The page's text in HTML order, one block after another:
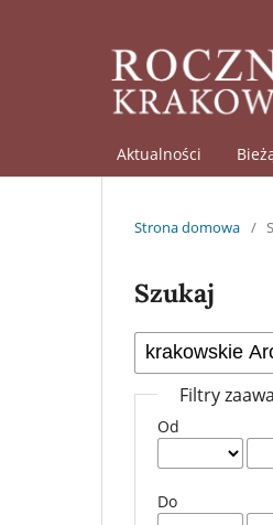
Aktualności
Strona domowa /
Szukaj
Filtry
Od
Do